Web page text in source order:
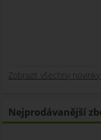
Zobrazit všechny novinky
Nejprodávanější